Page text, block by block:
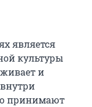
является
культуры
и
принимают